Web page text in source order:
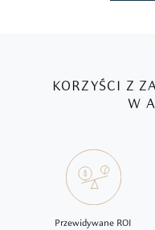
KORZYŚCI Z
W
Przewidywane ROI